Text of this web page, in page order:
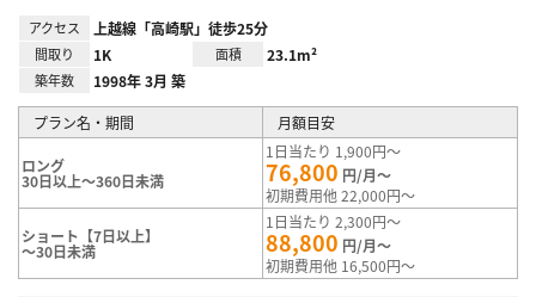
アクセス 上越線「高崎駅」徒歩25分
間取り 1K 面積 23.1m²
築年数 1998年 3月 築
プラン名・期間 月額目安
ロング
30日以上～360日未満
1日当たり 1,900円～
76,800 円/月～
初期費用他 22,000円～
ショート【7日以上】
～30日未満
1日当たり 2,300円～
88,800 円/月～
初期費用他 16,500円～